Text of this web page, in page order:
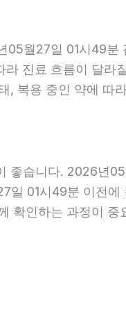
월27일 01시49분
진료 흐름이 달라
복용 중인 약에 따
좋습니다. 2026년
01시49분 이전에
확인하는 과정이 중